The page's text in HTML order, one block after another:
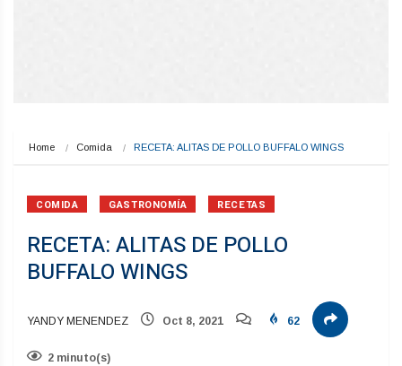
Home Comida RECETA: ALITAS DE POLLO BUFFALO WINGS
COMIDA GASTRONOMÍA RECETAS
RECETA: ALITAS DE POLLO
BUFFALO WINGS
YANDY MENENDEZ Oct 8, 2021 62
2 minuto(s)